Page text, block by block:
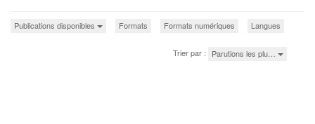
Publications disponibles Formats Formats numériques Langues
Trier par : Parutions les plu…